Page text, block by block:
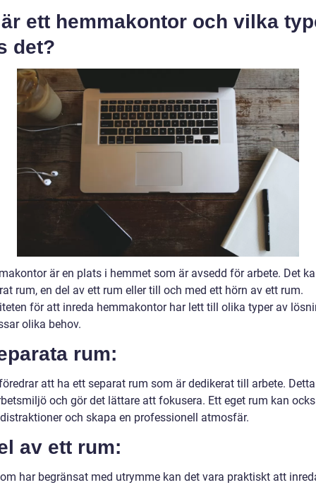
ett hemmakontor och vilka
det?
är en plats i hemmet som är avsedd för arbete. Det
rum, en del av ett rum eller till och med ett hörn av ett rum.
för att inreda hemmakontor har lett till olika typer av
olika behov.
rum:
att ha ett separat rum som är dedikerat till arbete.
och gör det lättare att fokusera. Ett eget rum kan
och skapa en professionell atmosfär.
av ett rum:
har begränsat med utrymme kan det vara praktiskt att